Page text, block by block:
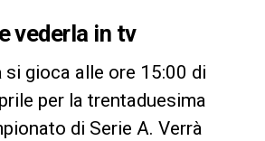
vederla in tv
si gioca alle ore 15:00 di
per la trentaduesima
di Serie A. Verrà